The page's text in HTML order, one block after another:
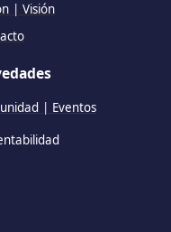
| Visión
| Eventos